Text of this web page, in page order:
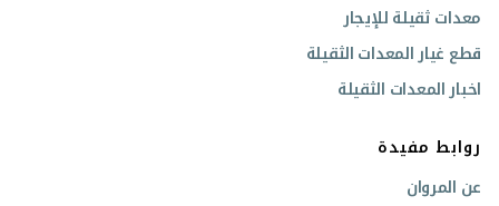
معدات ثقيلة للإيجار
قطع غيار المعدات الثقيلة
اخبار المعدات الثقيلة
روابط مفيدة
عن المروان